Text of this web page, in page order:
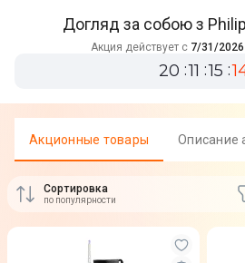
Догляд за собою з
Акция действует с 7/31/2026
20 11 15
Акционные товары Описание
Сортировка
по популярности